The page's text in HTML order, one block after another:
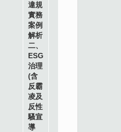
違規
實務
案例
解析
二、
ESG
治理
(含
反霸
凌及
反性
騷宣
導